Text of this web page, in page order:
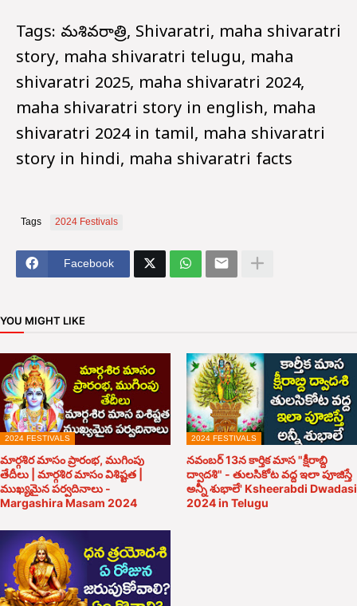
Tags: మహాశివరాత్రి, Shivaratri, maha shivaratri
story, maha shivaratri telugu, maha
shivaratri 2025, maha shivaratri 2024,
maha shivaratri story in english, maha
shivaratri 2024 in tamil, maha shivaratri
story in hindi, maha shivaratri facts
Tags 2024 Festivals
Facebook
YOU MIGHT LIKE
2024 FESTIVALS
మార్గశిర మాసం ప్రారంభ, ముగింపు
తేదీలు | మార్గశిర మాసం విశిష్టత |
ముఖ్యమైన పర్వదినాలు -
Margashira Masam 2024
2024 FESTIVALS
నవంబర్ 13న కార్తిక మాస "క్షీరాబ్ది
ద్వాదశి" - తులసికోట వద్ద ఇలా పూజిస్తే
అన్నీ శుభాలే' Ksheerabdi Dwadasi
2024 in Telugu